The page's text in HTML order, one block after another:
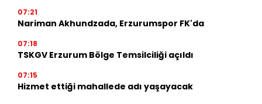
07:21
Nariman Akhundzada, Erzurumspor FK'da
07:18
TSKGV Erzurum Bölge Temsilciliği açıldı
07:15
Hizmet ettiği mahallede adı yaşayacak